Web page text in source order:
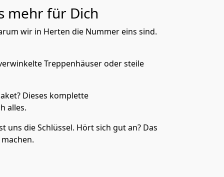
mehr für Dich
wir in Herten die Nummer eins sind.
Treppenhäuser oder steile
Dieses komplette
alles.
die Schlüssel. Hört sich gut an? Das